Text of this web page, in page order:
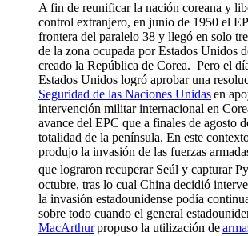
A fin de reunificar la nación coreana y
control extranjero, en junio de 1950 el
frontera del paralelo 38 y llegó en solo
de la zona ocupada por Estados Unidos
creado la República de Corea. Pero el
Estados Unidos logró aprobar una
Seguridad de las Naciones Unidasen
intervención militar internacional en
avance del EPC que a finales de agosto
totalidad de la península. En este
produjo la invasión de las fuerzas
que lograron recuperar Seúl y capturar
octubre, tras lo cual China decidió
la invasión estadounidense podía
sobre todo cuando el general
MacArthurpropuso la utilización de